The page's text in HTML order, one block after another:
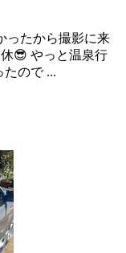
ったから撮影に来
😎 やっと温泉行
ので ...